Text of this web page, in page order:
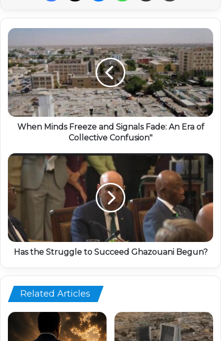
When Minds Freeze and Signals Fade: An Era of
Collective Confusion"
Has the Struggle to Succeed Ghazouani Begun?
Related Articles